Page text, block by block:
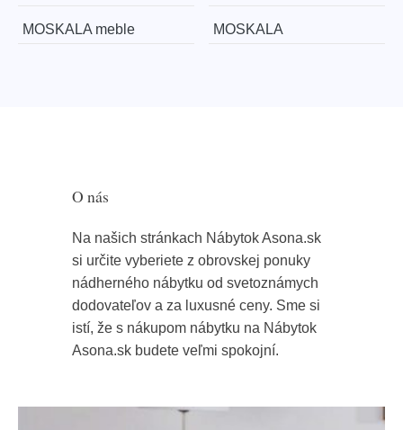
MOSKALA meble MOSKALA
O nás
Na našich stránkach Nábytok Asona.sk
si určite vyberiete z obrovskej ponuky
nádherného nábytku od svetoznámych
dodovateľov a za luxusné ceny. Sme si
istí, že s nákupom nábytku na Nábytok
Asona.sk budete veľmi spokojní.